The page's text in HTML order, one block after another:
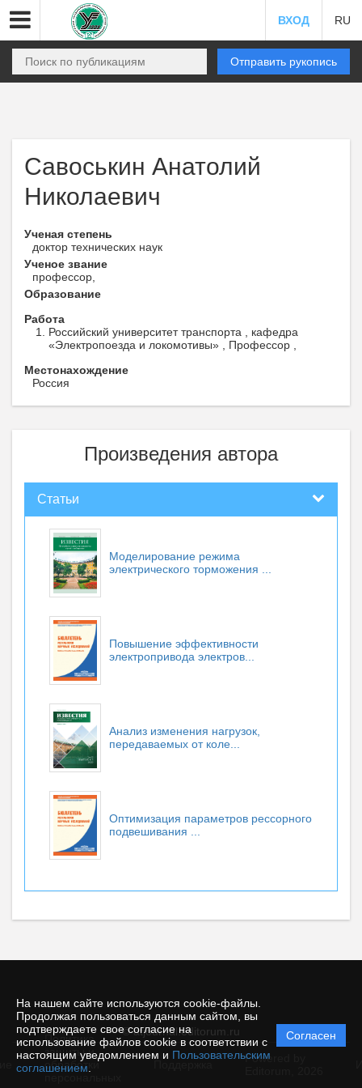
На нашем сайте используются cookie-файлы.
Продолжая пользоваться данным сайтом, вы
подтверждаете свое согласие на
использование файлов cookie в соответствии с
настоящим уведомлением и Пользовательским
соглашением
Согласен
ВХОД RU
Отправить рукопись
Савоськин Анатолий
Николаевич
Ученая степень
доктор технических наук
Ученое звание
профессор,
Образование
Работа
Российский университет транспорта , кафедра
«Электропоезда и локомотивы» , Профессор ,
Местонахождение
Россия
Произведения автора
Статьи
Моделирование режима
электрического торможения ...
Повышение эффективности
электропривода электров...
Анализ изменения нагрузок,
передаваемых от коле...
Оптимизация параметров рессорного
подвешивания ...
© atjournal.editorum.ru
Политика
защиты и
обработки
Powered by